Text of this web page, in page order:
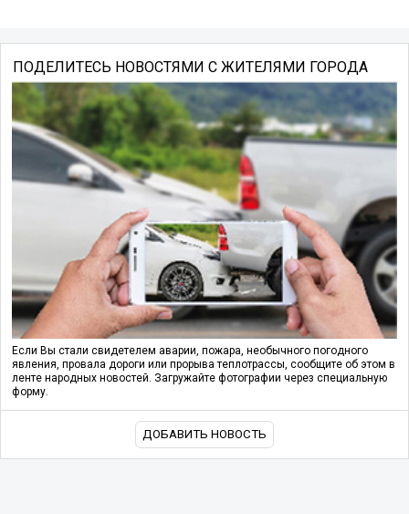
ПОДЕЛИТЕСЬ НОВОСТЯМИ С ЖИТЕЛЯМИ ГОРОДА
Если Вы стали свидетелем аварии, пожара, необычного погодного
явления, провала дороги или прорыва теплотрассы, сообщите об этом в
ленте народных новостей. Загружайте фотографии через специальную
форму.
ДОБАВИТЬ НОВОСТЬ